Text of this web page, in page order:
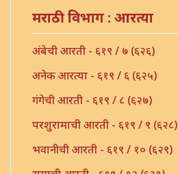
मराठी विभाग : आरत्या
अंबेची आरती - ६१९ / ७ (६२६)
अनेक आरत्या - ६१९ / ६ (६२५)
गंगेची आरती - ६१९ / ८ (६२७)
परशुरामाची आरती - ६१९ / ९ (६२८)
भवानीची आरती - ६१९ / १० (६२९)